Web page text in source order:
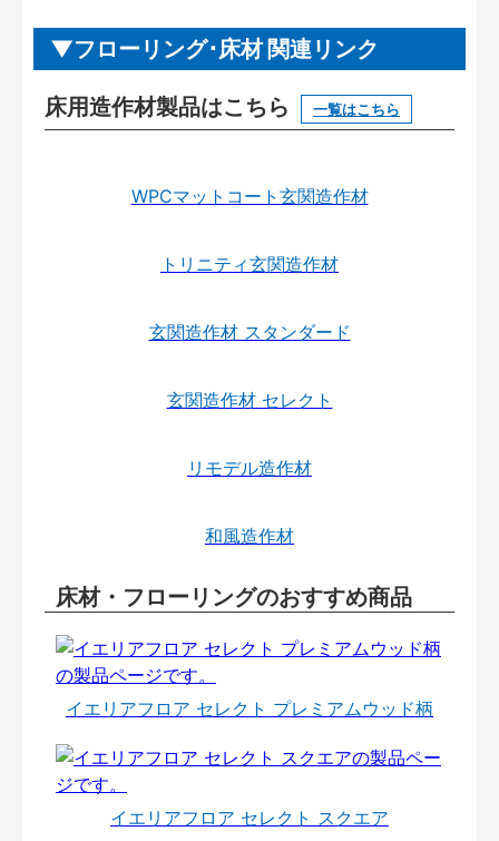
フローリング･床材 関連リンク
床用造作材製品はこちら 一覧はこちら
WPCマットコート玄関造作材
トリニティ玄関造作材
玄関造作材 スタンダード
玄関造作材 セレクト
リモデル造作材
和風造作材
床材・フローリングのおすすめ商品
イエリアフロア セレクト プレミアムウッド柄
イエリアフロア セレクト スクエア